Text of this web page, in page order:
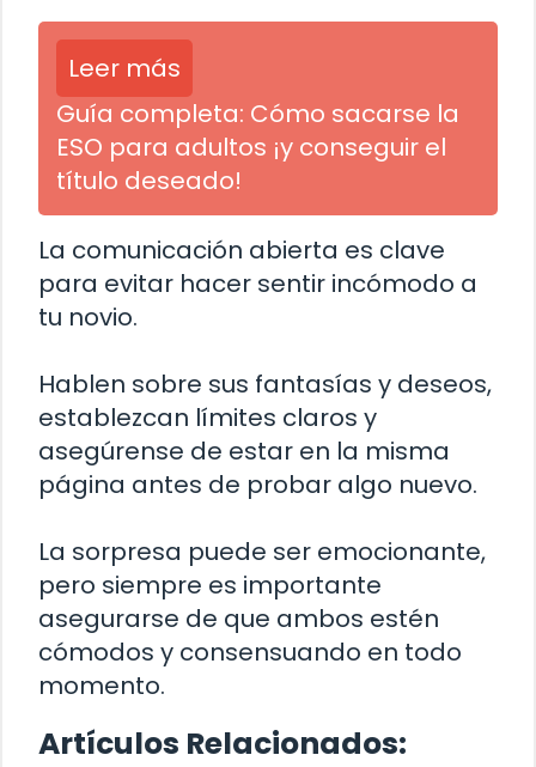
Leer más
Guía completa: Cómo sacarse la
ESO para adultos ¡y conseguir el
título deseado!
La comunicación abierta es clave
para evitar hacer sentir incómodo a
tu novio.
Hablen sobre sus fantasías y deseos,
establezcan límites claros y
asegúrense de estar en la misma
página antes de probar algo nuevo.
La sorpresa puede ser emocionante,
pero siempre es importante
asegurarse de que ambos estén
cómodos y consensuando en todo
momento.
Artículos Relacionados: